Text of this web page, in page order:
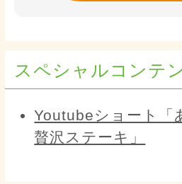
スペシャルコンテ
Youtubeショート「
贅沢ステーキ」